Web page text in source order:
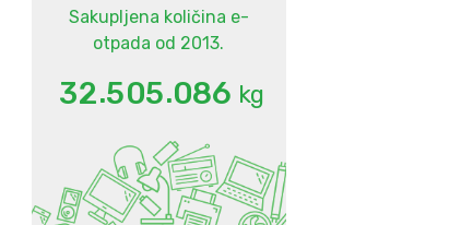
Sakupljena količina e-
otpada od 2013.
32.505.086 kg